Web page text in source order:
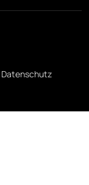
Datenschutz